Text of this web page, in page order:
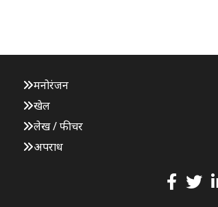
मनोरंजन
खेल
लेख / फीचर
अपराध